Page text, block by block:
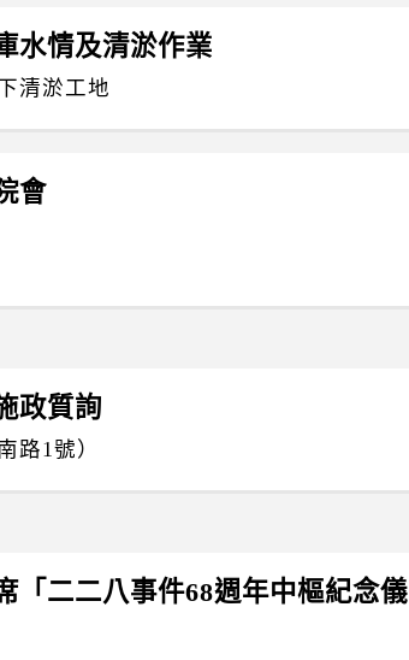
水情及清淤作業
清淤工地
會
政質詢
路1號）
「二二八事件68週年中樞紀念儀